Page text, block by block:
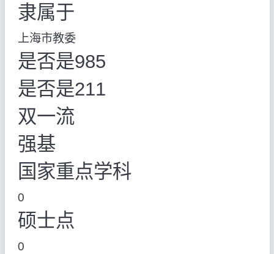
隶属于
上海市教委
是否是985
是否是211
双一流
强基
国家重点学科
0
硕士点
0